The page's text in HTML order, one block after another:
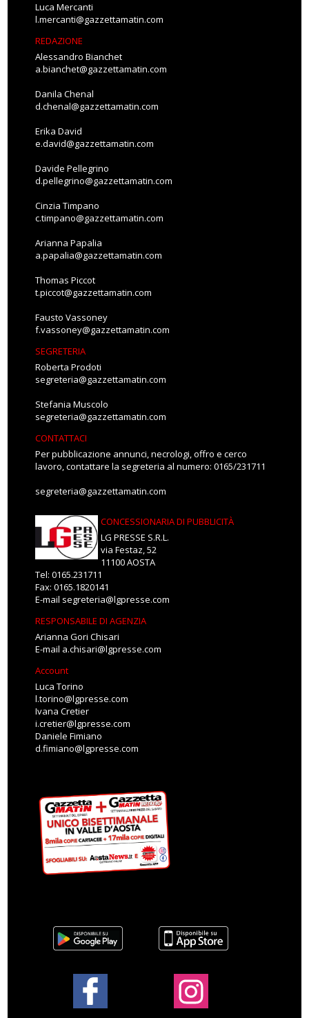
Luca Mercanti
l.mercanti@gazzettamatin.com
REDAZIONE
Alessandro Bianchet
a.bianchet@gazzettamatin.com
Danila Chenal
d.chenal@gazzettamatin.com
Erika David
e.david@gazzettamatin.com
Davide Pellegrino
d.pellegrino@gazzettamatin.com
Cinzia Timpano
c.timpano@gazzettamatin.com
Arianna Papalia
a.papalia@gazzettamatin.com
Thomas Piccot
t.piccot@gazzettamatin.com
Fausto Vassoney
f.vassoney@gazzettamatin.com
SEGRETERIA
Roberta Prodoti
segreteria@gazzettamatin.com
Stefania Muscolo
segreteria@gazzettamatin.com
CONTATTACI
Per pubblicazione annunci, necrologi, offro e cerco
lavoro, contattare la segreteria al numero: 0165/231711
segreteria@gazzettamatin.com
CONCESSIONARIA DI PUBBLICITÀ
LG PRESSE S.R.L.
via Festaz, 52
11100 AOSTA
Tel: 0165.231711
Fax: 0165.1820141
E-mail segreteria@lgpresse.com
RESPONSABILE DI AGENZIA
Arianna Gori Chisari
E-mail a.chisari@lgpresse.com
Account
Luca Torino
l.torino@lgpresse.com
Ivana Cretier
i.cretier@lgpresse.com
Daniele Fimiano
d.fimiano@lgpresse.com